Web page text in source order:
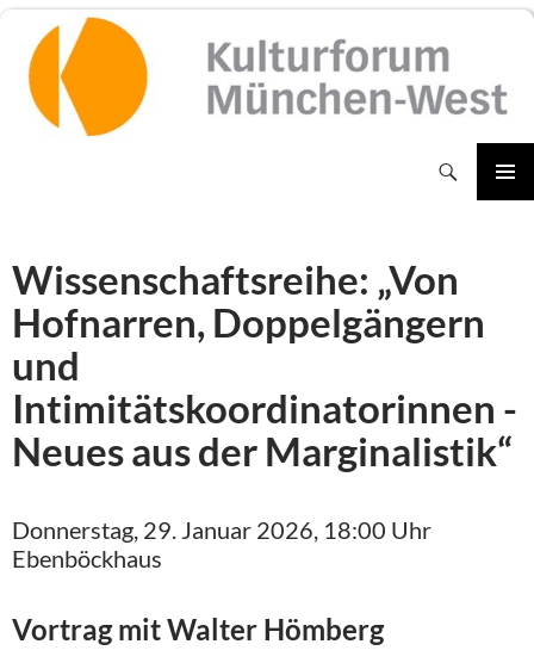
Inhalt
springen
Wissenschaftsreihe: „Von
Hofnarren, Doppelgängern
und
Intimitätskoordinatorinnen -
Neues aus der Marginalistik“
Donnerstag, 29. Januar 2026, 18:00 Uhr
Ebenböckhaus
Vortrag mit Walter Hömberg